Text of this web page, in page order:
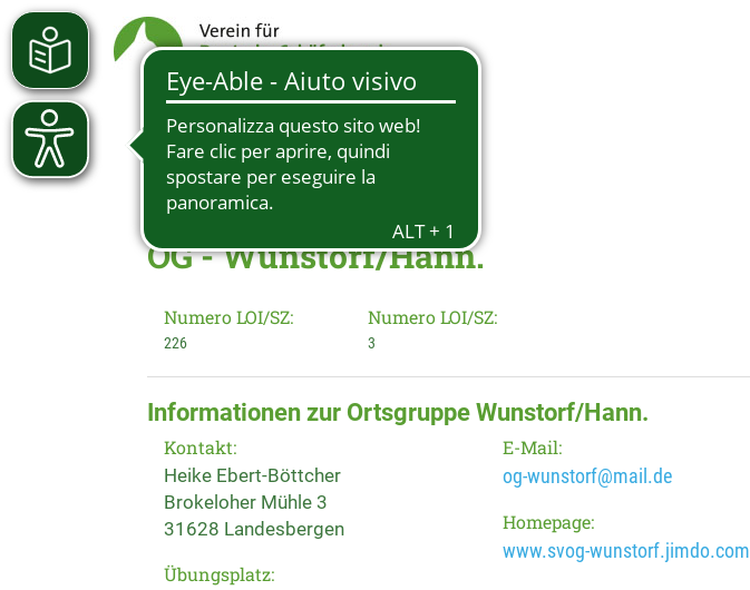
OG - Wunstorf/Hann.
Numero LOI/SZ:
226
Numero LOI/SZ:
3
Informationen zur Ortsgruppe Wunstorf/Hann.
Kontakt:
Heike Ebert-Böttcher
Brokeloher Mühle 3
31628 Landesbergen
Übungsplatz:
E-Mail:
og-wunstorf@mail.de
Homepage:
www.svog-wunstorf.jimdo.com